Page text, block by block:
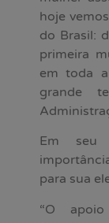
hoje
do Brasil:
primeira
em toda
grande
Em seu
para sua
“O